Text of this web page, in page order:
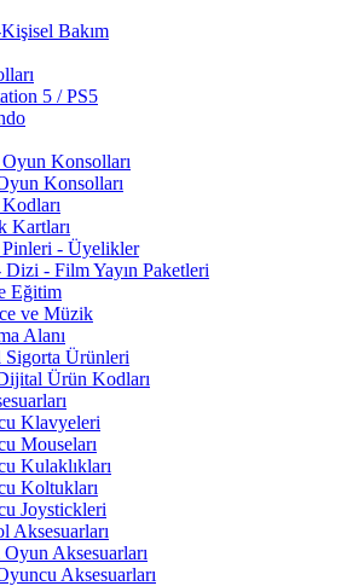
Bakım
5 / PS5
Konsolları
Konsolları
Kartları
- Üyelikler
Dizi - Film Yayın Paketleri
Eğitim
ve Müzik
Alanı
Ürünleri
Ürün Kodları
Klavyeleri
Mouseları
Kulaklıkları
Koltukları
Joystickleri
Aksesuarları
Aksesuarları
Aksesuarları